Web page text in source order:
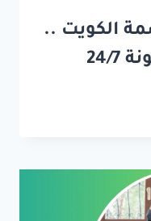
الكويت ..
خدمات فعالة ومضمونة 24/7